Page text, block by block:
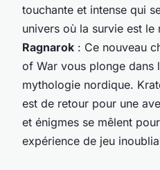
touchante et intense qui
univers où la survie est le
Ragnarok : Ce nouveau
of War vous plonge dans
mythologie nordique.
est de retour pour une
et énigmes se mêlent
expérience de jeu